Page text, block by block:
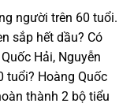
người trên 60 tuổi.
sắp hết dầu? Có
Hải, Nguyễn
tuổi? Hoàng Quốc
thành 2 bộ tiểu